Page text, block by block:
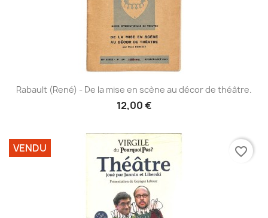
Rabault (René) - De la mise en scène au décor de théâtre.
12,00 €
VENDU favorite_border